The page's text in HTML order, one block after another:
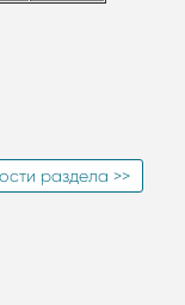
раздела >>